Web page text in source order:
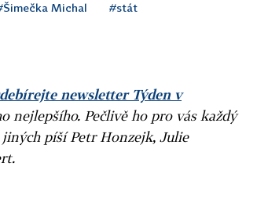
Michal #stát
newsletter Týden v
nejlepšího. Pečlivě ho pro vás každý
píší Petr Honzejk, Julie